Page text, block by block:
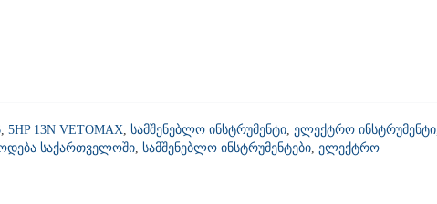
5HP 13N VETOMAX სამშენებლო ინსტრუმენტი ელექტრო ინსტრუმენტი
საქართველოში სამშენებლო ინსტრუმენტები ელექტრო